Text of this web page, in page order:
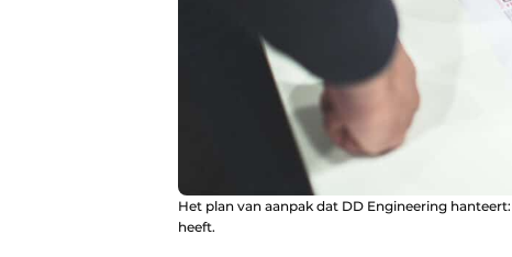
Het plan van aanpak dat DD Engineering
heeft.